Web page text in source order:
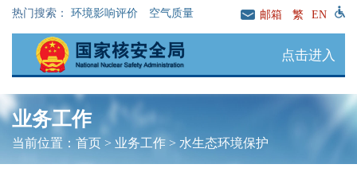
热门搜索： 环境影响评价 空气质量 邮箱 繁 EN
点击进入
业务工作
当前位置： 首页> 业务工作> 水生态环境保护